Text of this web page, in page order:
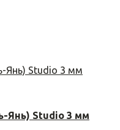
Янь) Studio 3 мм